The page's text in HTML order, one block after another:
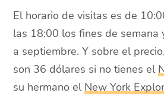
El horario de visitas es de
las 18:00 los fines de semana
a septiembre. Y sobre el
son 36 dólares si no tienes el
su hermano elNew York